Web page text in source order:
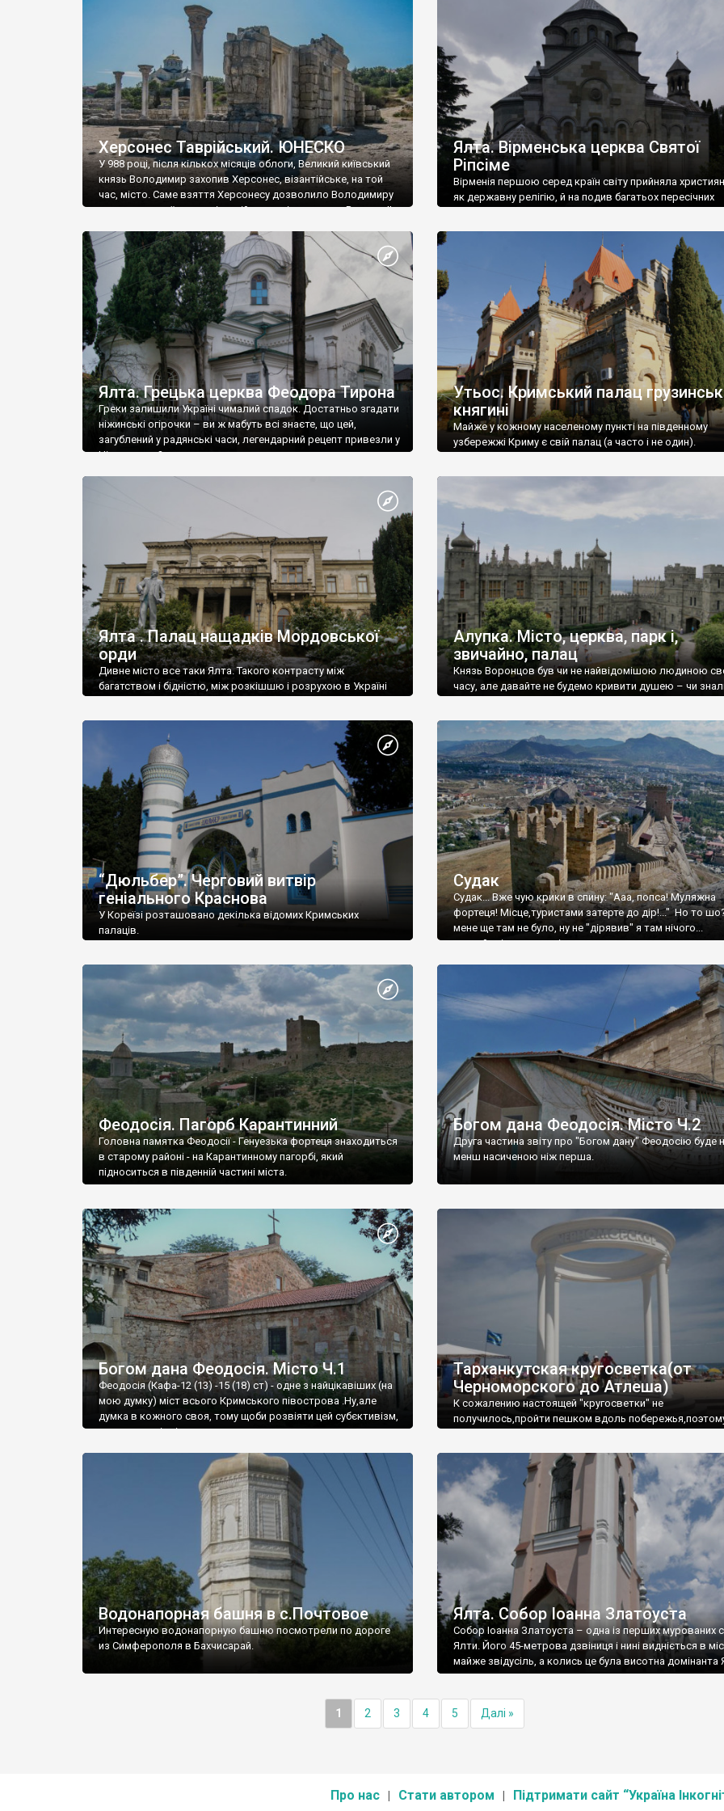
візантійської доби. Раритети викрадені з фондів об’єкту
культурної спадщини ЮНЕСКО «Херсонеса Таврійського».
Офіційно – на виставку «Золото Візантії», але експерти та
влада в Україні вважають це лише […]
називаються «повстяками» (postaki)…” “Вино. Крим
виробляє відмінне вино і його вдосталь: воно все
легке біле і дуже […]
Херсонес Таврійський. ЮНЕСКО
У 988 році, після кількох місяців облоги, Великий київський
князь Володимир захопив Херсонес, візантійське, на той
час, місто. Саме взяття Херсонесу дозволило Володимиру
диктувати свої умови візантійському імператору Василю ІІ,
Херсонесі Володимир-язичник, став Василем-
християнином. А потім було Хрещення Русі. На честь
Херсонесу Таврійського названо місто […]
Ялта. Вірменська церква Святої
Ріпсіме
Вірменія першою серед країн світу прийняла
як державну релігію, й на подив багатьох пересічних
Ялта. Грецька церква Феодора Тирона
Греки залишили Україні чималий спадок. Достатньо згадати
ніжинські огірочки – ви ж мабуть всі знаєте, що цей,
загублений у радянські часи, легендарний рецепт привезли у
Ніжин греки?
Утьос. Кримський палац
княгині
Майже у кожному населеному пункті на південному
узбережжі Криму є свій палац (а часто і не один).
Ялта . Палац нащадків Мордовської
орди
Дивне місто все таки Ялта. Такого контрасту між
багатством і бідністю, між розкішшю і розрухою в Україні
Алупка. Місто, церква, парк і,
звичайно, палац
Князь Воронцов був чи не найвідомішою людиною
часу, але давайте не будемо кривити душею – чи
“Дюльбер”. Черговий витвір
геніального Краснова
У Кореїзі розташовано декілька відомих Кримських
палаців.
Судак
Судак... Вже чую крики в спину: "Ааа, попса! Муляжна
фортеця! Місце,туристами затерте до дір!..." Но то
мене ще там не було, ну не "дірявив" я там нічого...
принаймні до цього літа.
Феодосія. Пагорб Карантинний
Головна памятка Феодосії - Генуезька фортеця знаходиться
в старому районі - на Карантинному пагорбі, який
підноситься в південній частині міста.
Богом дана Феодосія. Місто Ч.2
Друга частина звіту про "Богом дану" Феодосію буде
менш насиченою ніж перша.
Богом дана Феодосія. Місто Ч.1
Феодосія (Кафа-12 (13) -15 (18) ст) - одне з найцікавіших (на
мою думку) міст всього Кримського півострова .Ну,але
думка в кожного своя, тому щоби розвіяти цей субєктивізм,
запрошую відвідати це
Тарханкутская кругосветка(от
Черноморского до Атлеша)
К сожалению настоящей "кругосветки" не
получилось,пройти пешком вдоль
Водонапорная башня в с.Почтовое
Интересную водонапорную башню посмотрели по дороге
из Симферополя в Бахчисарай.
Ялта. Собор Іоанна Златоуста
Собор Іоанна Златоуста – одна із перших мурованих
Ялти. Його 45-метрова дзвіниця і нині видніється в
майже звідусіль, а колись це була висотна домінанта
1 2 3 4 5 Далі »
Про нас Стати автором Підтримати сайт “Україна